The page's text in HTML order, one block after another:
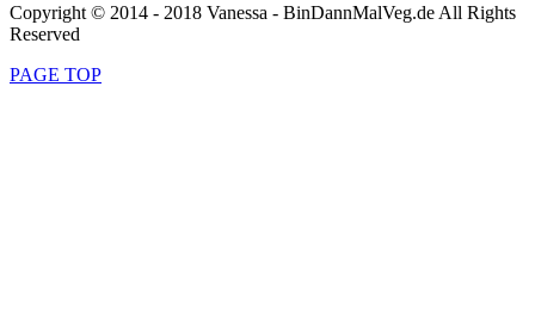
Copyright © 2014 - 2018 Vanessa - BinDannMalVeg.de All Rights
Reserved
PAGE TOP